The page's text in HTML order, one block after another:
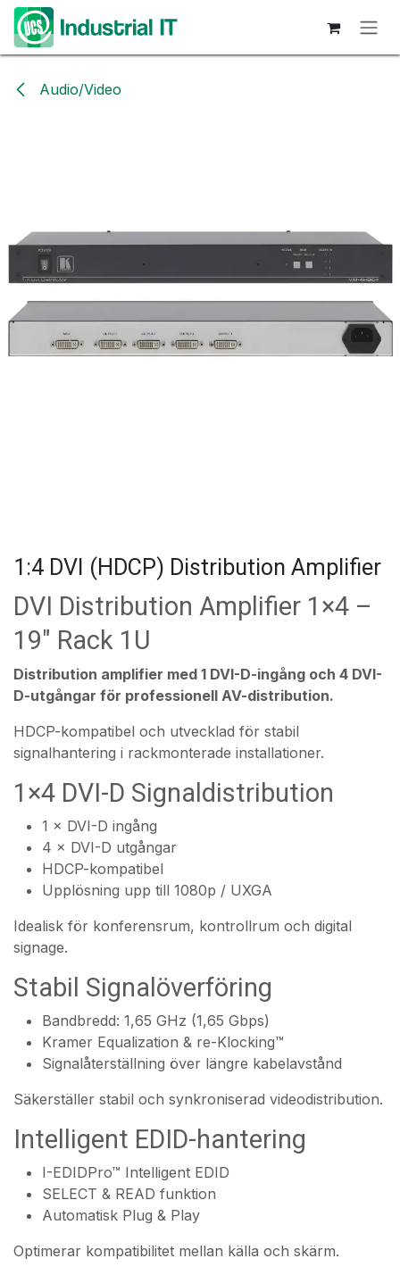
Hoppa till innehåll
Audio/Video
1:4 DVI (HDCP) Distribution Amplifier
DVI Distribution Amplifier 1×4 –
19″ Rack 1U
Distribution amplifier med 1 DVI-D-ingång och 4 DVI-
D-utgångar för professionell AV-distribution.
HDCP-kompatibel och utvecklad för stabil
signalhantering i rackmonterade installationer.
1×4 DVI-D Signaldistribution
1 × DVI-D ingång
4 × DVI-D utgångar
HDCP-kompatibel
Upplösning upp till 1080p / UXGA
Idealisk för konferensrum, kontrollrum och digital
signage.
Stabil Signalöverföring
Bandbredd: 1,65 GHz (1,65 Gbps)
Kramer Equalization & re-Klocking™
Signalåterställning över längre kabelavstånd
Säkerställer stabil och synkroniserad videodistribution.
Intelligent EDID-hantering
I-EDIDPro™ Intelligent EDID
SELECT & READ funktion
Automatisk Plug & Play
Optimerar kompatibilitet mellan källa och skärm.